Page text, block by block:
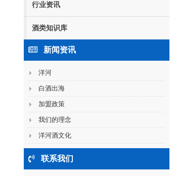
行业资讯
酒类知识库
新闻资讯
洋河
白酒出海
加盟政策
我们的理念
洋河酒文化
联系我们